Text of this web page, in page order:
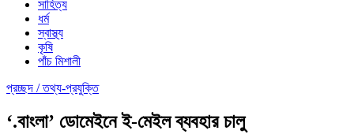
সাহিত্য
ধর্ম
স্বাস্থ্য
কৃষি
পাঁচ মিশালী
প্রচ্ছদ /তথ্য-প্রযুক্তি
‘.বাংলা’ ডোমেইনে ই-মেইল ব্যবহার চালু